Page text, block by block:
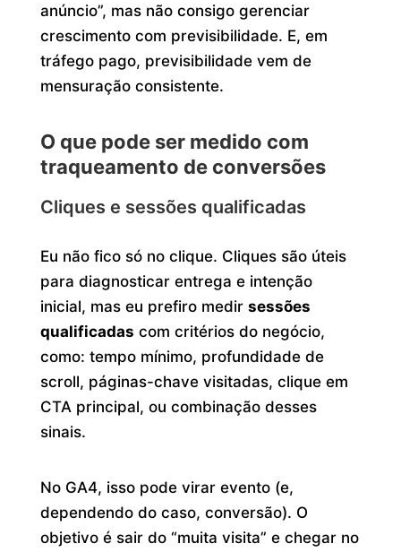
anúncio”, mas não consigo gerenciar
crescimento com previsibilidade. E, em
tráfego pago, previsibilidade vem de
mensuração consistente.
O que pode ser medido com
traqueamento de conversões
Cliques e sessões qualificadas
Eu não fico só no clique. Cliques são úteis
para diagnosticar entrega e intenção
inicial, mas eu prefiro medir sessões
qualificadas com critérios do negócio,
como: tempo mínimo, profundidade de
scroll, páginas-chave visitadas, clique em
CTA principal, ou combinação desses
sinais.
No GA4, isso pode virar evento (e,
dependendo do caso, conversão). O
objetivo é sair do “muita visita” e chegar no